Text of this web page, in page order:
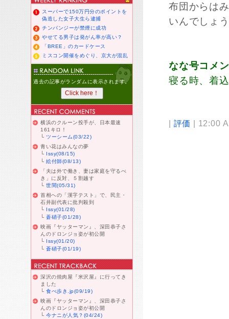
布団からは
いんでしょ
なな号コ
寝る時、着
| 評価 | 12:00
スーパーで150万円分のポイントを
偽造した女子大生ら逮捕
チンパンジーが禁煙に成功
やせてる男子は発がん率が高い？
「BREE」のカードケース
ミスコン開催をめぐり、京大が混乱
過去の記事がランダムに表示されます。
横浜のクルーン投手が、日本最速
161キロ！
└ツーシーム(03/22)
青い花はみんなの夢
└ Issy(08/15)
└絵付師(08/13)
「夫は外で働き、妻は家庭を守るべ
き」に反対、５割越す
└世間(05/31)
首相への「漢字テスト」で、民主・
石井副代表に批判殺到
└ Issy(01/28)
└蒼硝子(01/28)
映画『ヤッターマン』、深田恭子さ
んのドロンジョ姿が初公開
└ Issy(01/20)
└蒼硝子(01/19)
深沢の焼肉屋『米沢屋』に行ってき
ました
└食べ歩き.jp(09/19)
映画『ヤッターマン』、深田恭子さ
んのドロンジョ姿が初公開
└今ナニが人気？(04/24)